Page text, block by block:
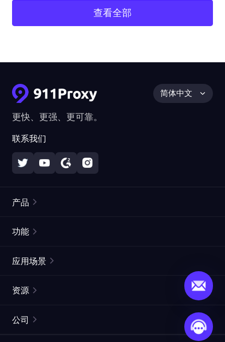
查看全部
更快、更强、更可靠。
联系我们
简体中文
产品
静态住宅代理
网页抓取 API
功能
ISP代理
ProxySite
应用场景
市场研究
资源
公司